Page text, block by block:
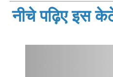
नीचे पढ़िए इस